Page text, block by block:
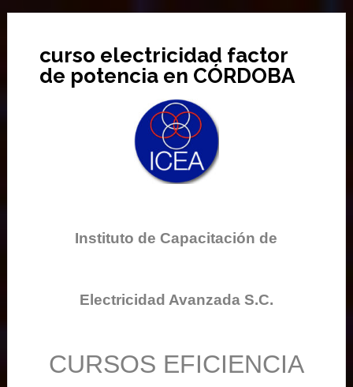
curso electricidad factor
de potencia en CÓRDOBA
Instituto de Capacitación de
Electricidad Avanzada S.C.
CURSOS EFICIENCIA